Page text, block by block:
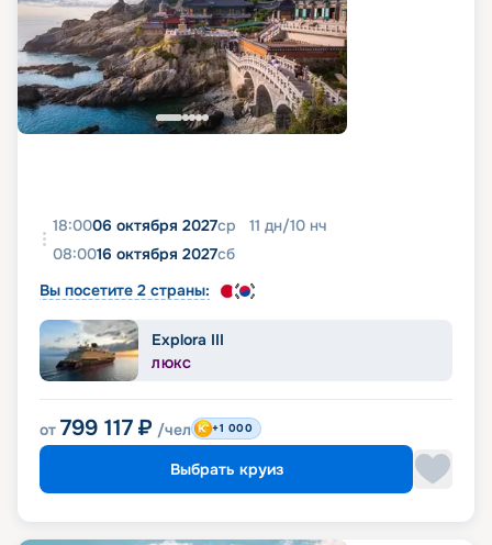
18:0006 октября 2027ср 11 дн/10 нч
08:0016 октября 2027сб
Вы посетите 2 страны:
Explora III
ЛЮКС
от 799 117 ₽ /чел +1 000
Выбрать круиз